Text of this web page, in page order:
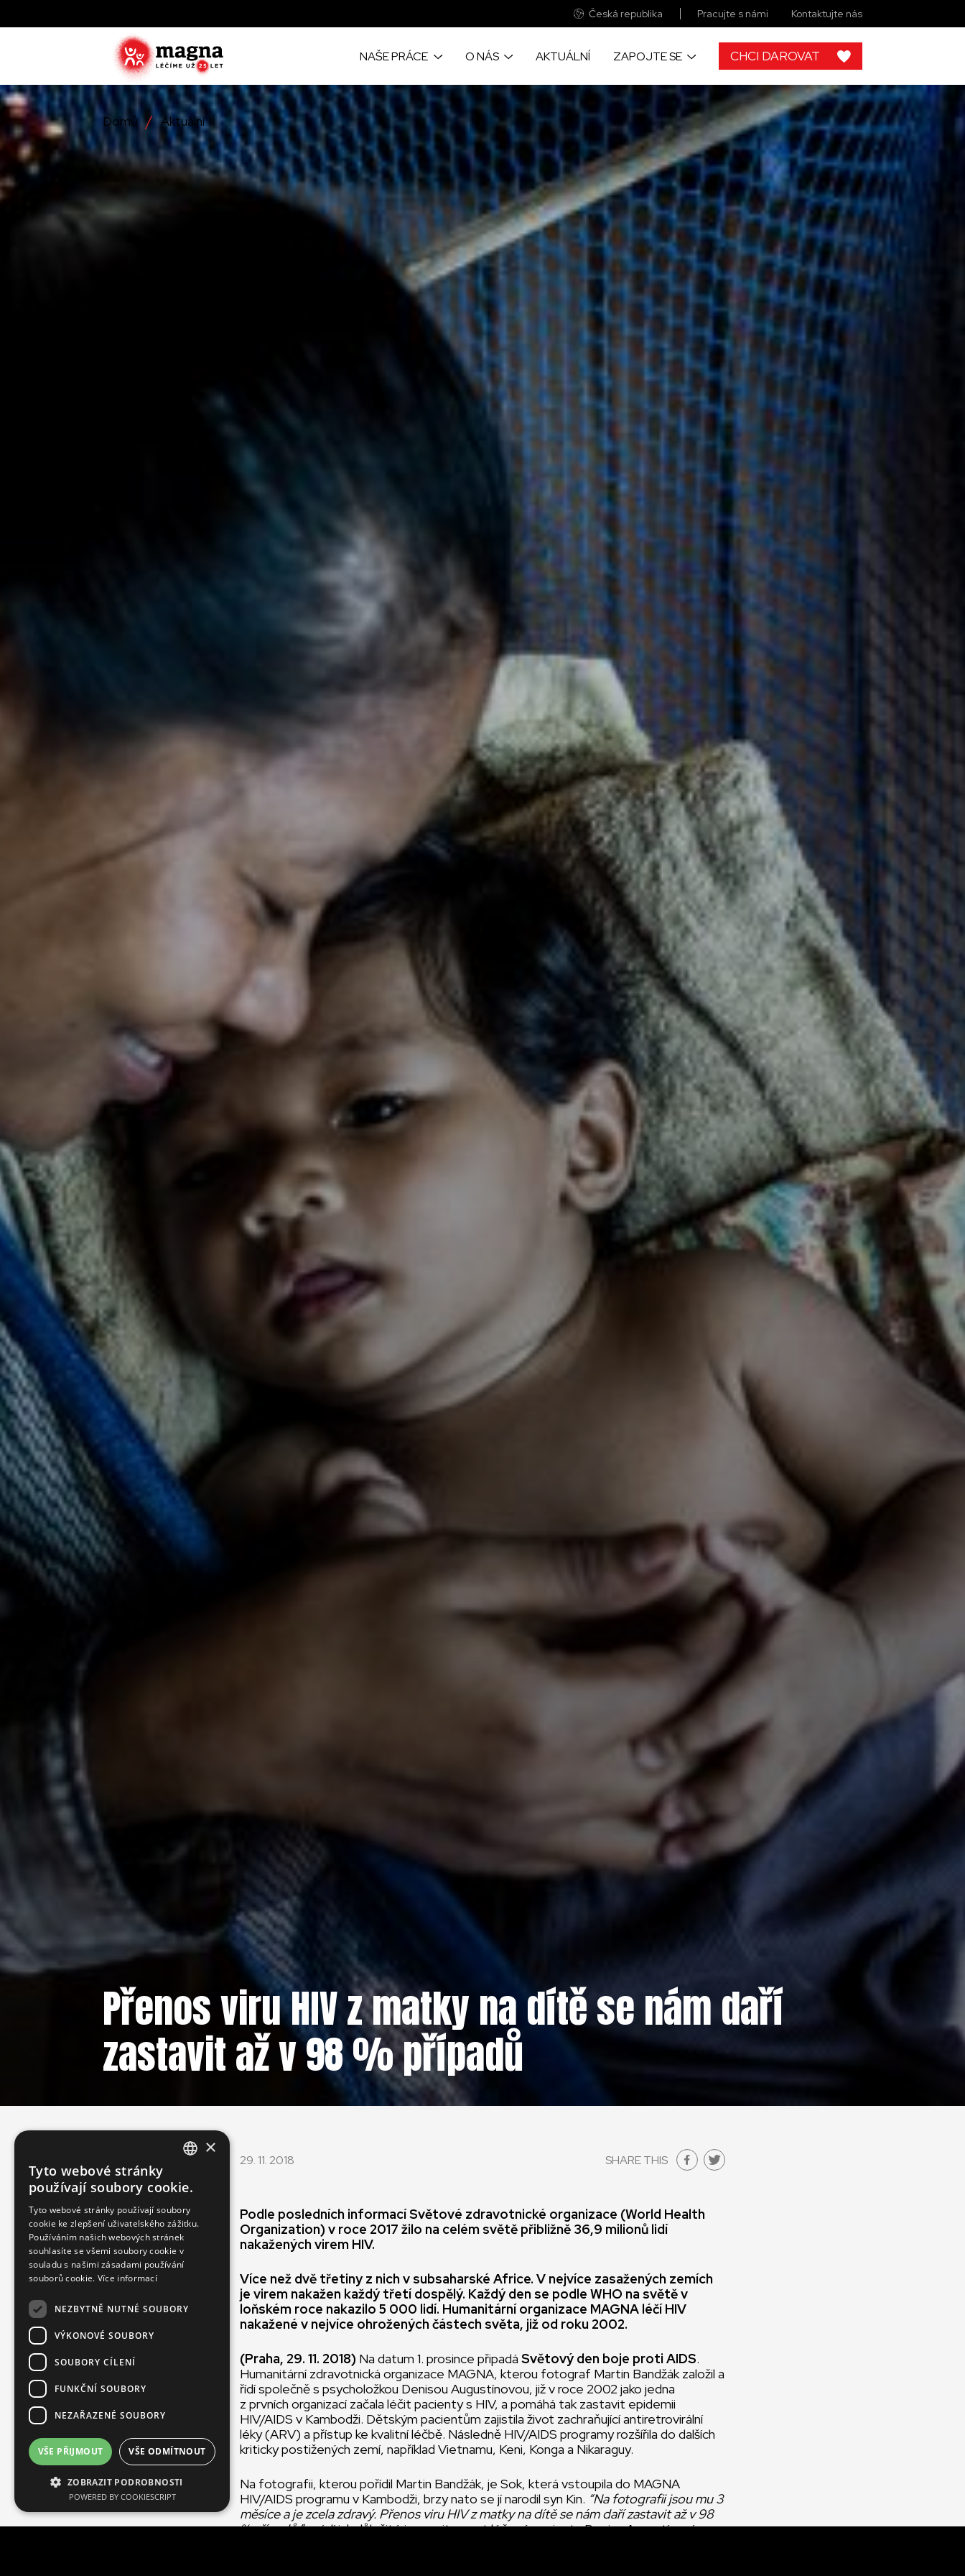
Česká republika Pracujte s námi Kontaktujte nás
NAŠE PRÁCE O NÁS AKTUÁLNÍ ZAPOJTE SE CHCI DAROVAT
Domů Aktuální
Přenos viru HIV z matky na dítě se nám daří
zastavit až v 98 % případů
29. 11. 2018 SHARE THIS
Podle posledních informací Světové zdravotnické organizace (World Health
Organization) v roce 2017 žilo na celém světě přibližně 36,9 milionů lidí
nakažených virem HIV.
Více než dvě třetiny z nich v subsaharské Africe. V nejvíce zasažených zemích
je virem nakažen každý třetí dospělý. Každý den se podle WHO na světě v
loňském roce nakazilo 5 000 lidí. Humanitární organizace MAGNA léčí HIV
nakažené v nejvíce ohrožených částech světa, již od roku 2002.
(Praha, 29. 11. 2018) Na datum 1. prosince připadá Světový den boje proti AIDS.
Humanitární zdravotnická organizace MAGNA, kterou fotograf Martin Bandžák založil a
řídí společně s psycholožkou Denisou Augustínovou, již v roce 2002 jako jedna
z prvních organizací začala léčit pacienty s HIV, a pomáhá tak zastavit epidemii
HIV/AIDS v Kambodži. Dětským pacientům zajistila život zachraňující antiretrovirální
léky (ARV) a přístup ke kvalitní léčbě. Následně HIV/AIDS programy rozšířila do dalších
kriticky postižených zemí, například Vietnamu, Keni, Konga a Nikaraguy.
Na fotografii, kterou pořídil Martin Bandžák, je Sok, která vstoupila do MAGNA
HIV/AIDS programu v Kambodži, brzy nato se jí narodil syn Kin. “Na fotografii jsou mu 3
měsíce a je zcela zdravý. Přenos viru HIV z matky na dítě se nám daří zastavit až v 98
% případů,”uvádí jak důležité je monitorovat léčené pacienty Denisa Augustínová,
CZECH
×
Tyto webové stránky
používají soubory cookie.
Tyto webové stránky používají soubory
cookie ke zlepšení uživatelského zážitku.
Používáním našich webových stránek
souhlasíte se všemi soubory cookie v
souladu s našimi zásadami používání
souborů cookie. Více informací
NEZBYTNĚ NUTNÉ SOUBORY
VÝKONOVÉ SOUBORY
SOUBORY CÍLENÍ
FUNKČNÍ SOUBORY
NEZAŘAZENÉ SOUBORY
VŠE PŘIJMOUT VŠE ODMÍTNOUT
ZOBRAZIT PODROBNOSTI
POWERED BY COOKIESCRIPT